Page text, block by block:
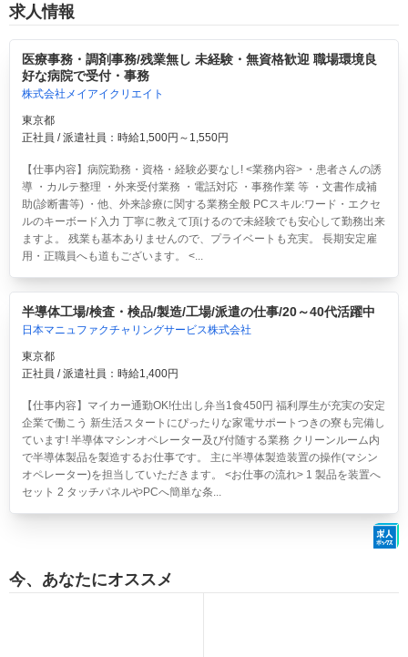
求人情報
医療事務・調剤事務/残業無し 未経験・無資格歓迎 職場環境良
好な病院で受付・事務
株式会社メイアイクリエイト
東京都
正社員 / 派遣社員：時給1,500円～1,550円
【仕事内容】病院勤務・資格・経験必要なし! <業務内容> ・患者さんの誘
導 ・カルテ整理 ・外来受付業務 ・電話対応 ・事務作業 等 ・文書作成補
助(診断書等) ・他、外来診療に関する業務全般 PCスキル:ワード・エクセ
ルのキーボード入力 丁寧に教えて頂けるので未経験でも安心して勤務出来
ますよ。 残業も基本ありませんので、プライベートも充実。 長期安定雇
用・正職員へも道もございます。 <...
半導体工場/検査・検品/製造/工場/派遣の仕事/20～40代活躍中
日本マニュファクチャリングサービス株式会社
東京都
正社員 / 派遣社員：時給1,400円
【仕事内容】マイカー通勤OK!仕出し弁当1食450円 福利厚生が充実の安定
企業で働こう 新生活スタートにぴったりな家電サポートつきの寮も完備し
ています! 半導体マシンオペレーター及び付随する業務 クリーンルーム内
で半導体製品を製造するお仕事です。 主に半導体製造装置の操作(マシン
オペレーター)を担当していただきます。 <お仕事の流れ> 1 製品を装置へ
セット 2 タッチパネルやPCへ簡単な条...
今、あなたにオススメ